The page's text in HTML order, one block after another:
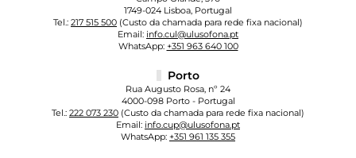
1749-024 Lisboa, Portugal
Tel.: 217 515 500 (Custo da chamada para rede fixa nacional)
Email: info.cul@ulusofona.pt
WhatsApp: +351 963 640 100
Porto
Rua Augusto Rosa, nº 24
4000-098 Porto - Portugal
Tel.: 222 073 230 (Custo da chamada para rede fixa nacional)
Email: info.cup@ulusofona.pt
WhatsApp: +351 961 135 355